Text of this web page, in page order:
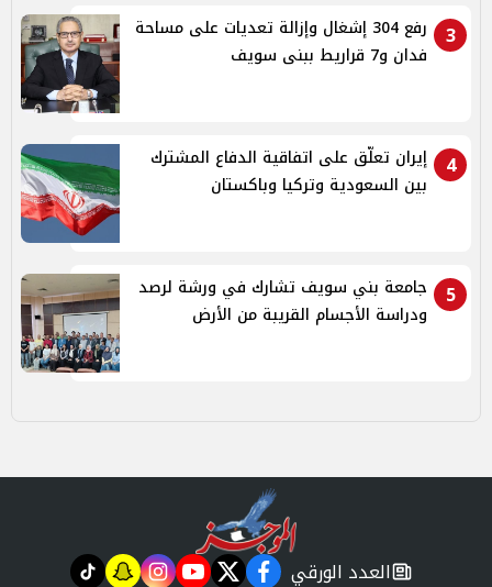
3
رفع 304 إشغال وإزالة تعديات على مساحة
فدان و7 قراريط ببنى سويف
4
إيران تعلّق على اتفاقية الدفاع المشترك
بين السعودية وتركيا وباكستان
5
جامعة بني سويف تشارك في ورشة لرصد
ودراسة الأجسام القريبة من الأرض
العدد الورقي